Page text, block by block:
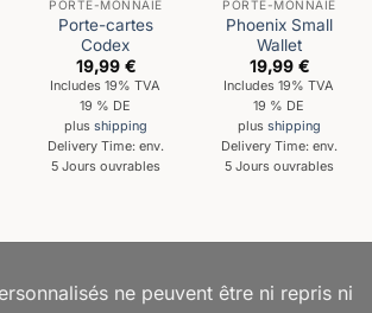
PORTE-MONNAIE
Porte-cartes
Codex
19,99 €
Includes 19% TVA
19 % DE
plus shipping
Delivery Time: env.
5 Jours ouvrables
PORTE-MONNAIE
Phoenix Small
Wallet
19,99 €
Includes 19% TVA
19 % DE
plus shipping
Delivery Time: env.
5 Jours ouvrables
ne peuvent être ni repris ni